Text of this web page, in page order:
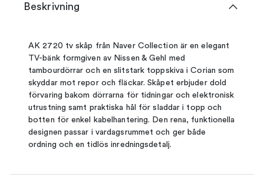
Beskrivning
AK 2720 tv skåp från Naver Collection är en elegant
TV-bänk formgiven av Nissen & Gehl med
tambourdörrar och en slitstark toppskiva i Corian som
skyddar mot repor och fläckar. Skåpet erbjuder dold
förvaring bakom dörrarna för tidningar och elektronisk
utrustning samt praktiska hål för sladdar i topp och
botten för enkel kabelhantering. Den rena, funktionella
designen passar i vardagsrummet och ger både
ordning och en tidlös inredningsdetalj.